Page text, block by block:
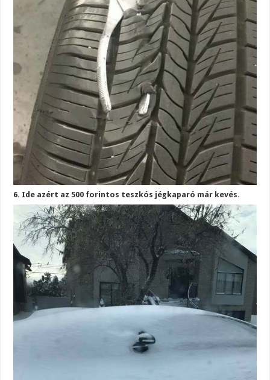
6. Ide azért az 500 forintos teszkós jégkaparó már kevés.